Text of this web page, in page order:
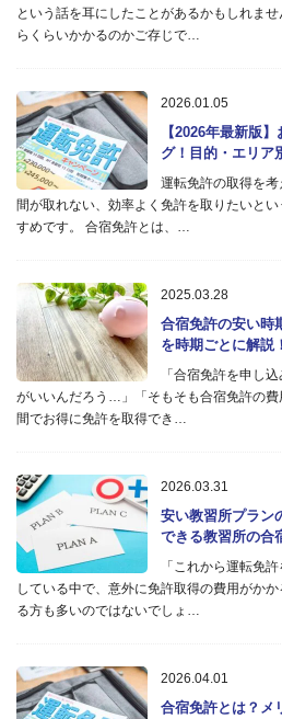
という話を耳にしたことがあるかもしれま
らくらいかかるのかご存じで…
【2026年最新版
グ！目的・エリア
運転免許の取得を
間が取れない、効率よく免許を取りたいと
すめです。 合宿免許とは、…
2026.01.05
合宿免許の安い時
を時期ごとに解説！
「合宿免許を申し
がいいんだろう…」「そもそも合宿免許の
間でお得に免許を取得でき…
2025.03.28
安い教習所プラン
できる教習所の合
「これから運転免
している中で、意外に免許取得の費用がか
る方も多いのではないでしょ…
2026.03.31
合宿免許とは？メ
2026.04.01